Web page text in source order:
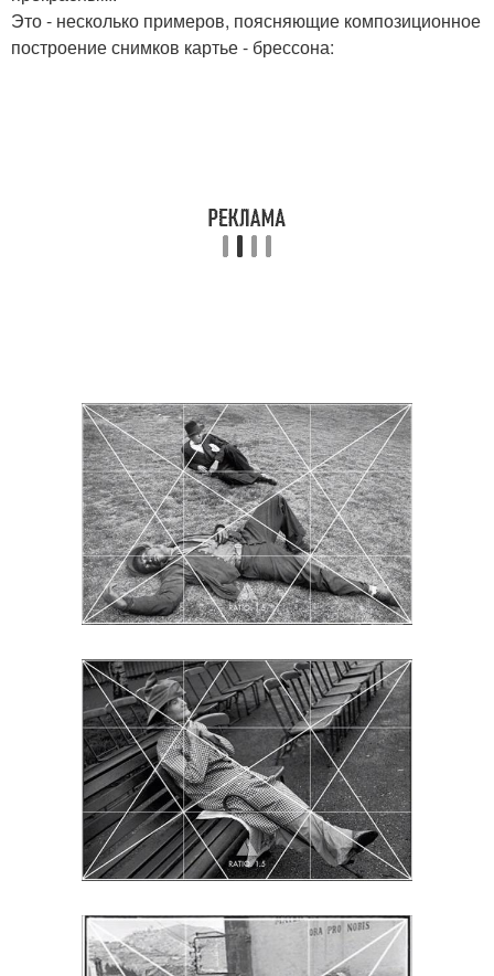
Это - несколько примеров, поясняющие композиционное
построение снимков картье - брессона: